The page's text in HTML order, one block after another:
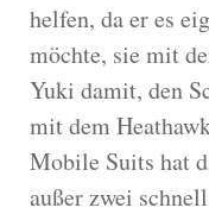
helfen, da er es
möchte, sie mit
Yuki damit, den
mit dem
Mobile Suits hat
außer zwei